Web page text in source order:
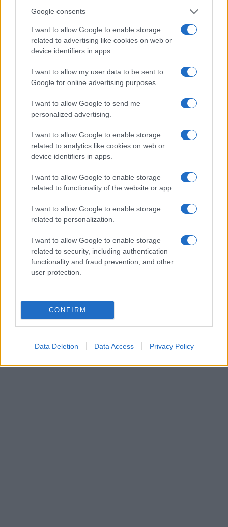
Google consents
I want to allow Google to enable storage
related to advertising like cookies on web or
device identifiers in apps.
I want to allow my user data to be sent to
Google for online advertising purposes.
I want to allow Google to send me
personalized advertising.
I want to allow Google to enable storage
related to analytics like cookies on web or
device identifiers in apps.
I want to allow Google to enable storage
related to functionality of the website or app.
I want to allow Google to enable storage
related to personalization.
I want to allow Google to enable storage
related to security, including authentication
functionality and fraud prevention, and other
user protection.
CONFIRM
Data Deletion Data Access Privacy Policy